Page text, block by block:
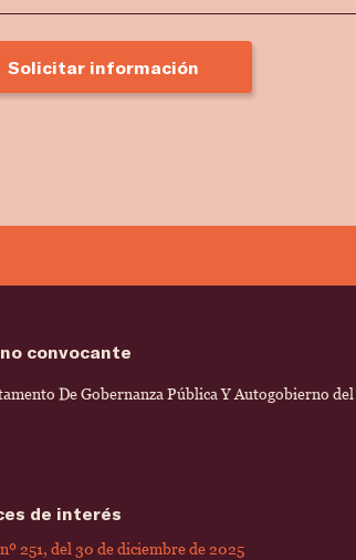
Solicitar información
convocante
De Gobernanza Pública Y Autogobierno del
de interés
251, del 30 de diciembre de 2025